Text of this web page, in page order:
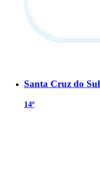
Santa Cruz do Sul
14º